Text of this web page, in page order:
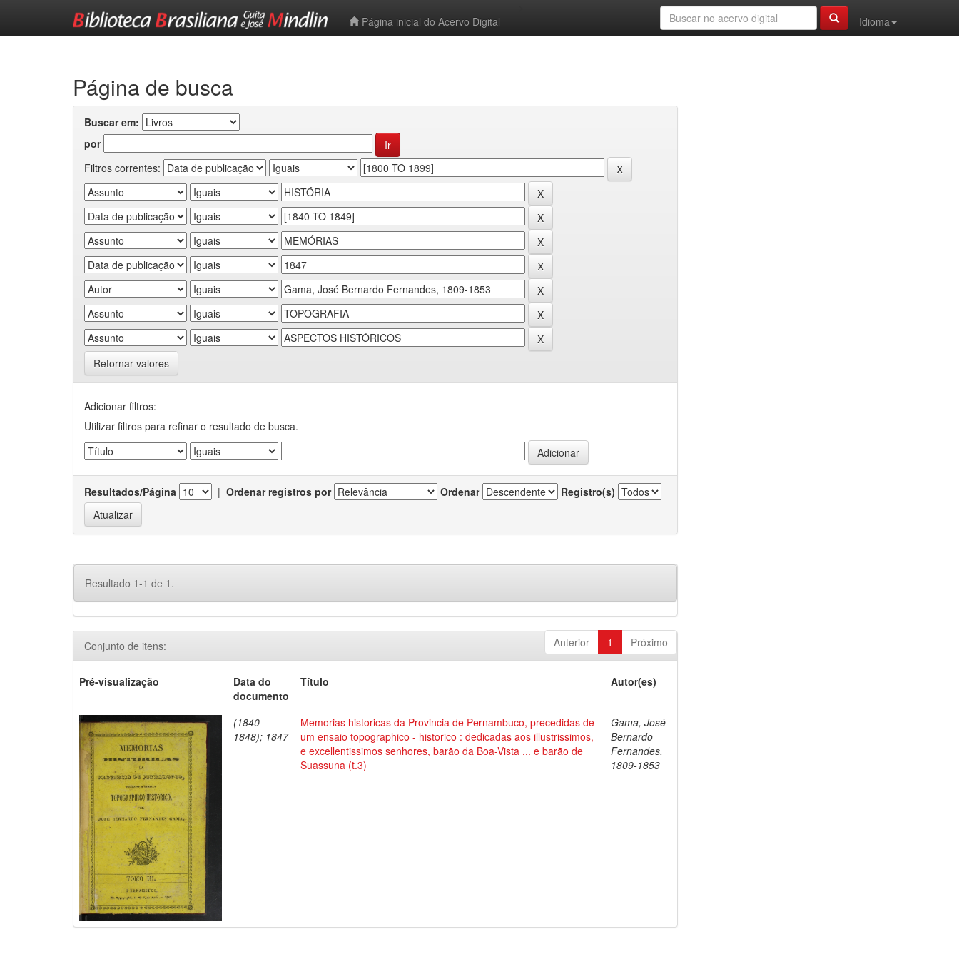
Página inicial do Acervo Digital
Idioma
Página de busca
Buscar em:
por
Filtros correntes:
Retornar valores
Adicionar filtros:
Utilizar filtros para refinar o resultado de busca.
Resultados/Página | Ordenar registros por Ordenar Registro(s)
Resultado 1-1 de 1.
Anterior 1 Próximo
Conjunto de itens:
Pré-visualização
Data do
documento
Título Autor(es)
(1840-
1848); 1847
Memorias historicas da Provincia de Pernambuco, precedidas de
um ensaio topographico - historico : dedicadas aos illustrissimos,
e excellentissimos senhores, barão da Boa-Vista ... e barão de
Suassuna (t.3)
Gama, José
Bernardo
Fernandes,
1809-1853